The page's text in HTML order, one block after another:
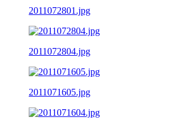
2011072801.jpg
2011072804.jpg
2011071605.jpg